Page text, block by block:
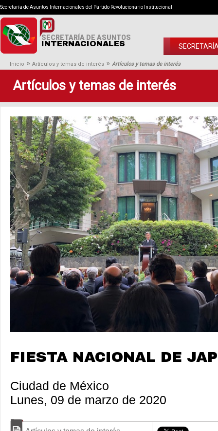
Secretaría de Asuntos Internacionales del Partido Revolucionario Institucional
SECRETARÍA DE ASUNTOS
INTERNACIONALES
Inicio » Artículos y temas de interés » Artículos y temas de interés
Artículos y temas de interés
FIESTA NACIONAL DE
Ciudad de México
Lunes, 09 de marzo de 2020